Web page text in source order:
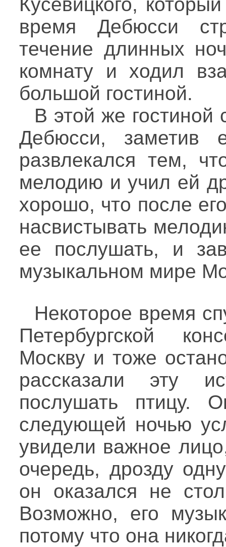
время Дебюсси
течение длинных
комнату и ходил
большой гостиной.
В этой же гостиной
Дебюсси, заметив
развлекался тем,
мелодию и учил ей
хорошо, что после
насвистывать
ее послушать, и
музыкальном мире
Некоторое время
Петербургской
Москву и тоже
рассказали эту
послушать птицу.
следующей ночью
увидели важное
очередь, дрозду
он оказался не
Возможно, его
потому что она